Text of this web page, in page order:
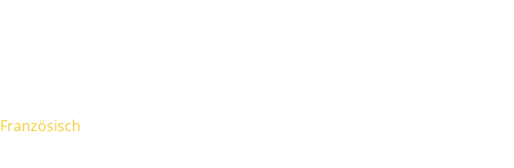
Französisch